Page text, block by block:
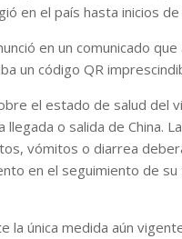
en el país hasta inicios de
en un comunicado
un código QR
el estado de salud
o salida de China.
vómitos o diarrea
en el seguimiento de
la única medida aún